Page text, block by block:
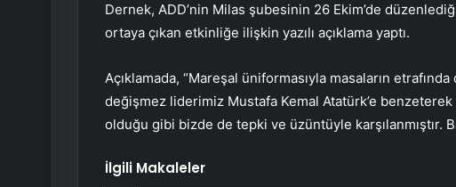
Dernek, ADD’nin Milas şubesinin 26 Ekim’de
ortaya çıkan etkinliğe ilişkin yazılı açıklama yaptı.
Açıklamada, “Mareşal üniformasıyla masaların
değişmez liderimiz Mustafa Kemal Atatürk’e
olduğu gibi bizde de tepki ve üzüntüyle karşılanmıştır.
İlgili Makaleler